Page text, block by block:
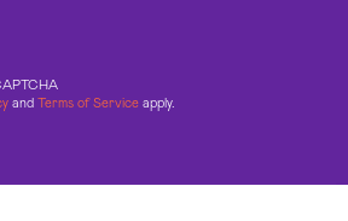
and Terms of Service apply.